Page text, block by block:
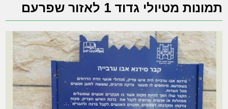
תמונות מטיולי גדוד 1 לאזור שפרעם